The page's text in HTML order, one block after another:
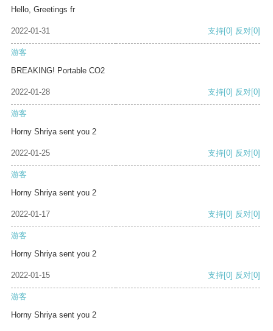
Hello, Greetings fr
2022-01-31 支持[0] 反对[0]
游客
BREAKING! Portable CO2
2022-01-28 支持[0] 反对[0]
游客
Horny Shriya sent you 2
2022-01-25 支持[0] 反对[0]
游客
Horny Shriya sent you 2
2022-01-17 支持[0] 反对[0]
游客
Horny Shriya sent you 2
2022-01-15 支持[0] 反对[0]
游客
Horny Shriya sent you 2